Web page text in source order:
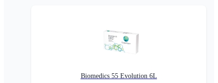
Biomedics 55 Evolution 6L